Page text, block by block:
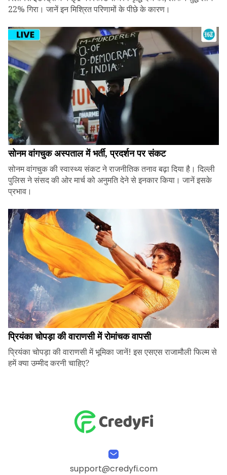
22% गिरा। जानें इन मिश्रित परिणामों के पीछे के कारण।
सोनम वांगचुक अस्पताल में भर्ती, प्रदर्शन पर संकट
सोनम वांगचुक की स्वास्थ्य संकट ने राजनीतिक तनाव बढ़ा दिया है। दिल्ली
पुलिस ने संसद की ओर मार्च को अनुमति देने से इनकार किया। जानें इसके
प्रभाव।
प्रियंका चोपड़ा की वाराणसी में रोमांचक वापसी
प्रियंका चोपड़ा की वाराणसी में भूमिका जानें! इस एसएस राजामौली फिल्म से
हमें क्या उम्मीद करनी चाहिए?
support@credyfi.com